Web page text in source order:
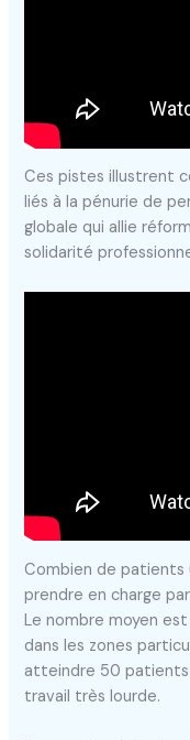
Ces pistes illustrent
liés à la pénurie de
globale qui allie
solidarité
Combien de patients
prendre en charge
Le nombre moyen
dans les zones
atteindre 50 patients
travail très lourde.